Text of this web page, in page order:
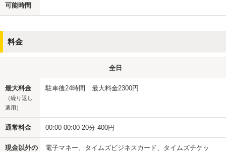
可能時間
料金
全日
最大料金
（繰り返し
適用）
駐車後24時間 最大料金2300円
通常料金 00:00-00:00 20分 400円
現金以外の
電子マネー、タイムズビジネスカード、タイムズチケッ